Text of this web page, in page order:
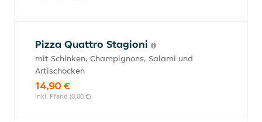
Pizza Quattro Stagioni
mit Schinken, Champignons, Salami und
Artischocken
14,90 €
inkl. Pfand (0,00 €)